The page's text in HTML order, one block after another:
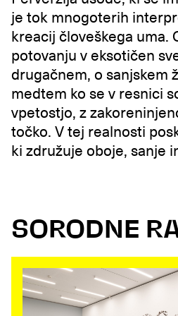
je tok mnogoterih
kreacij človeškega uma.
potovanju v eksotičen
drugačnem, o sanjskem
medtem ko se v resnici
vpetostjo, z
točko. V tej realnosti
ki združuje oboje, sanje
SORODNE